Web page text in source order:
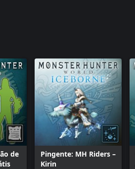
de
Pingente: MH Riders –
Kirin